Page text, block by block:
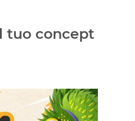
tuo concept